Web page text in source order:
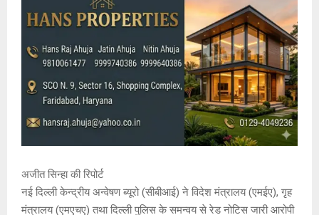
अजीत सिन्हा की रिपोर्ट
नई दिल्ली केन्द्रीय अन्वेषण ब्यूरो (सीबीआई) ने विदेश मंत्रालय (एमईए), गृह
मंत्रालय (एमएचए) तथा दिल्ली पुलिस के समन्वय से रेड नोटिस जारी आरोपी